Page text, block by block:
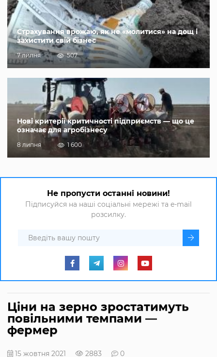
Страхування врожаю, як не «молитися» на дощ і
захистити свій бізнес
7 липня 507
Нові критерії критичності підприємств — що це
означає для агробізнесу
8 липня 1 600
Не пропусти останні новини!
Підписуйся на наші соціальні мережі та e-mail
розсилку.
Ціни на зерно зростатимуть
повільними темпами —
фермер
15 жовтня 2021 2883 0